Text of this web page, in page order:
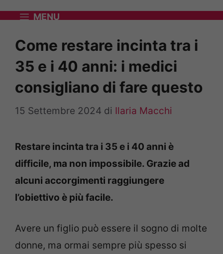
MENU
Come restare incinta tra i
35 e i 40 anni: i medici
consigliano di fare questo
15 Settembre 2024 di Ilaria Macchi
Restare incinta tra i 35 e i 40 anni è
difficile, ma non impossibile. Grazie ad
alcuni accorgimenti raggiungere
l’obiettivo è più facile.
Avere un figlio può essere il sogno di molte
donne, ma ormai sempre più spesso si